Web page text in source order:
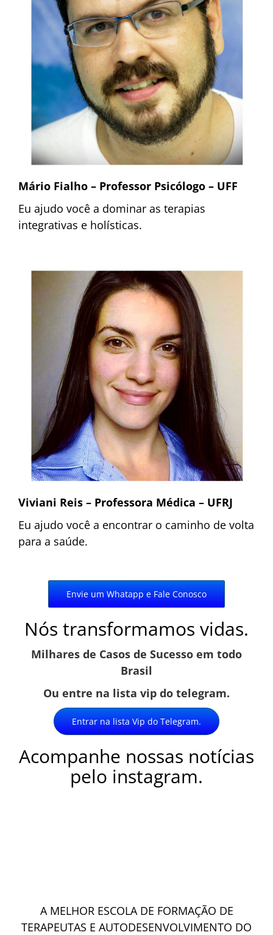
Mário Fialho – Professor Psicólogo – UFF
Eu ajudo você a dominar as terapias
integrativas e holísticas.
Viviani Reis – Professora Médica – UFRJ
Eu ajudo você a encontrar o caminho de volta
para a saúde.
Envie um Whatapp e Fale Conosco
Nós transformamos vidas.
Milhares de Casos de Sucesso em todo
Brasil
Ou entre na lista vip do telegram.
Entrar na lista Vip do Telegram.
Acompanhe nossas notícias
pelo instagram.
A MELHOR ESCOLA DE FORMAÇÃO DE
TERAPEUTAS E AUTODESENVOLVIMENTO DO